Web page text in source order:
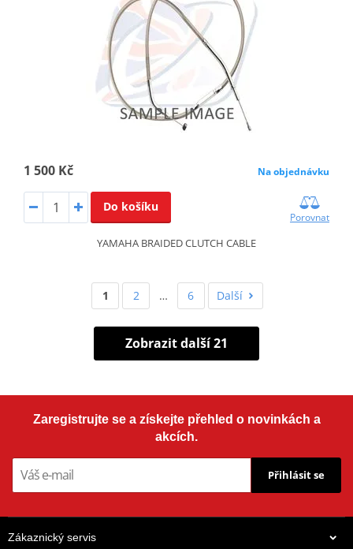
1 500 Kč Na objednávku
Do košíku
Porovnat
YAMAHA BRAIDED CLUTCH CABLE
1 2 … 6 Další
Zobrazit další 21
Zaregistrujte se a získejte přehled o novinkách a
akcích.
Přihlásit se
Zákaznický servis